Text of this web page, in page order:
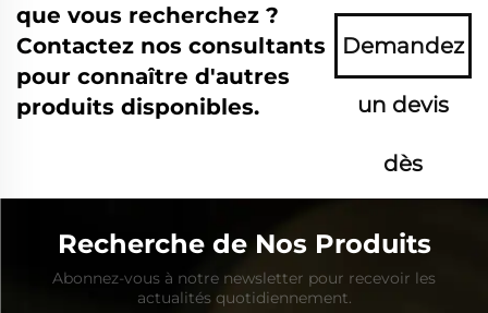
que vous recherchez ?
Contactez nos consultants
pour connaître d'autres
produits disponibles.
Demandez
un devis
dès
Recherche de Nos Produits
Abonnez-vous à notre newsletter pour recevoir les
actualités quotidiennement.